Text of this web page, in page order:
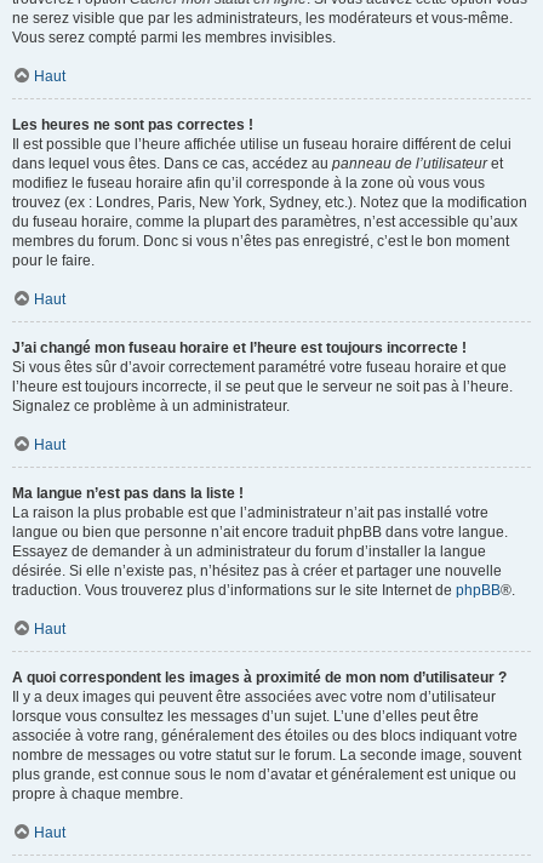
ne serez visible que par les administrateurs, les modérateurs et vous-même.
Vous serez compté parmi les membres invisibles.
Haut
Les heures ne sont pas correctes !
Il est possible que l’heure affichée utilise un fuseau horaire différent de celui
dans lequel vous êtes. Dans ce cas, accédez au panneau de l’utilisateuret
modifiez le fuseau horaire afin qu’il corresponde à la zone où vous vous
trouvez (ex : Londres, Paris, New York, Sydney, etc.). Notez que la modification
du fuseau horaire, comme la plupart des paramètres, n’est accessible qu’aux
membres du forum. Donc si vous n’êtes pas enregistré, c’est le bon moment
pour le faire.
Haut
J’ai changé mon fuseau horaire et l’heure est toujours incorrecte !
Si vous êtes sûr d’avoir correctement paramétré votre fuseau horaire et que
l’heure est toujours incorrecte, il se peut que le serveur ne soit pas à l’heure.
Signalez ce problème à un administrateur.
Haut
Ma langue n’est pas dans la liste !
La raison la plus probable est que l’administrateur n’ait pas installé votre
langue ou bien que personne n’ait encore traduit phpBB dans votre langue.
Essayez de demander à un administrateur du forum d’installer la langue
désirée. Si elle n’existe pas, n’hésitez pas à créer et partager une nouvelle
traduction. Vous trouverez plus d’informations sur le site Internet de phpBB®.
Haut
A quoi correspondent les images à proximité de mon nom d’utilisateur ?
Il y a deux images qui peuvent être associées avec votre nom d’utilisateur
lorsque vous consultez les messages d’un sujet. L’une d’elles peut être
associée à votre rang, généralement des étoiles ou des blocs indiquant votre
nombre de messages ou votre statut sur le forum. La seconde image, souvent
plus grande, est connue sous le nom d’avatar et généralement est unique ou
propre à chaque membre.
Haut